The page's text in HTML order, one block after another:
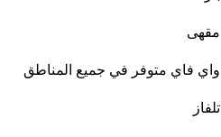
مقهى
واي فاي متوفر في جميع المناطق
تلفاز